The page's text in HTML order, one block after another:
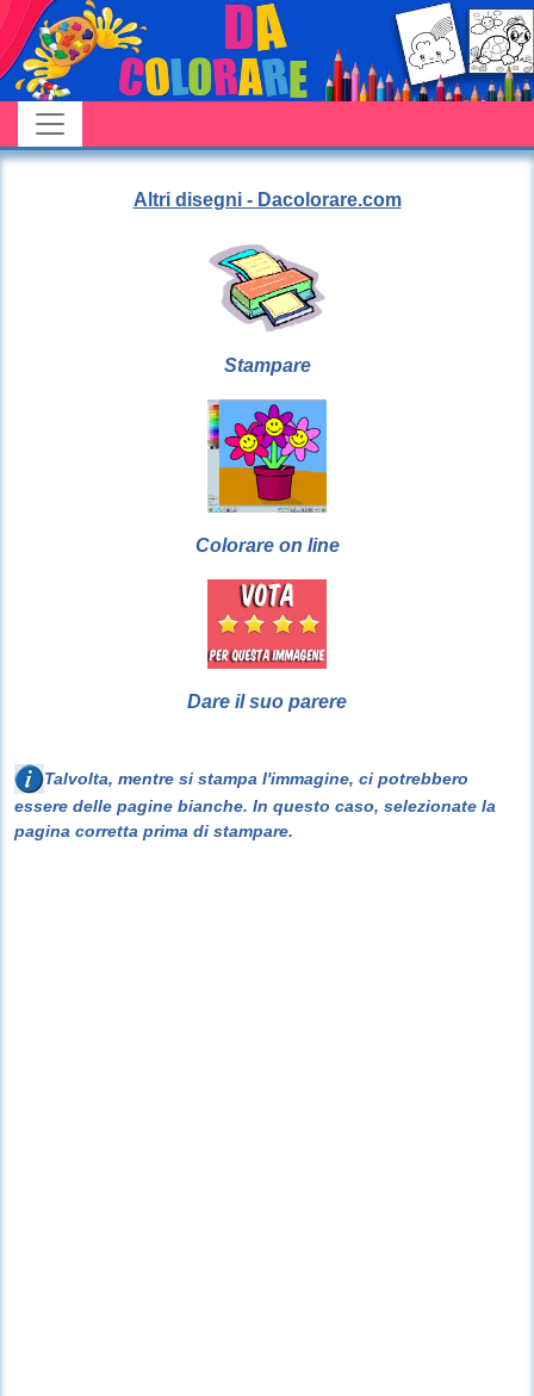
Altri disegni - Dacolorare.com
Stampare
Colorare on line
Dare il suo parere
Talvolta, mentre si stampa l'immagine, ci potrebbero
essere delle pagine bianche. In questo caso, selezionate la
pagina corretta prima di stampare.